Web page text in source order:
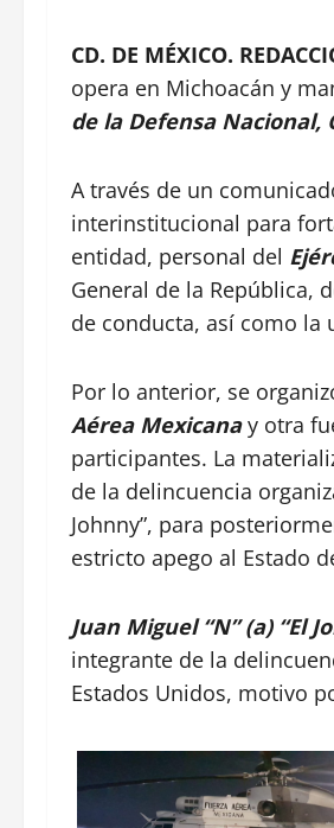
CD. DE MÉXICO.
opera en Michoacán y
de la Defensa Nacional,
A través de un
interinstitucional para
entidad, personal del
General de la República,
de conducta, así como
Por lo anterior, se
Aérea Mexicanay otra
participantes. La
de la delincuencia
Johnny”, para
estricto apego al Estado
Juan Miguel “N” (a) “El
integrante de la
Estados Unidos, motivo